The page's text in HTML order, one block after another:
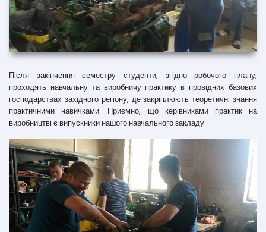
Після закінчення семестру студенти, згідно робочого плану,
проходять навчальну та виробничу практику в провідних базових
господарствах західного регіону, де закріплюють теоретичні знання
практичними навичками. Приємно, що керівниками практик на
виробництві є випускники нашого навчального закладу.